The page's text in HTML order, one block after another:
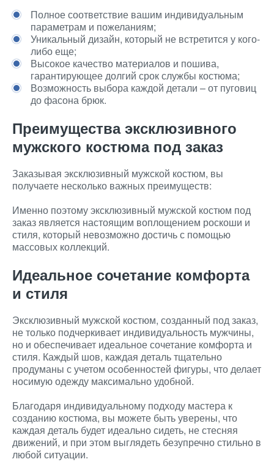
Полное соответствие вашим индивидуальным
параметрам и пожеланиям;
Уникальный дизайн, который не встретится у кого-
либо еще;
Высокое качество материалов и пошива,
гарантирующее долгий срок службы костюма;
Возможность выбора каждой детали – от пуговиц
до фасона брюк.
Преимущества эксклюзивного
мужского костюма под заказ
Заказывая эксклюзивный мужской костюм, вы
получаете несколько важных преимуществ:
Именно поэтому эксклюзивный мужской костюм под
заказ является настоящим воплощением роскоши и
стиля, который невозможно достичь с помощью
массовых коллекций.
Идеальное сочетание комфорта
и стиля
Эксклюзивный мужской костюм, созданный под заказ,
не только подчеркивает индивидуальность мужчины,
но и обеспечивает идеальное сочетание комфорта и
стиля. Каждый шов, каждая деталь тщательно
продуманы с учетом особенностей фигуры, что делает
носимую одежду максимально удобной.
Благодаря индивидуальному подходу мастера к
созданию костюма, вы можете быть уверены, что
каждая деталь будет идеально сидеть, не стесняя
движений, и при этом выглядеть безупречно стильно в
любой ситуации.